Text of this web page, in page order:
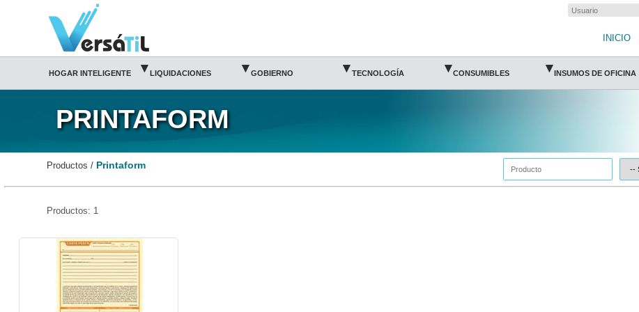
Somos distribuidor PRINTAFORM autorizado
INICIO
HOGAR INTELIGENTE ▾ LIQUIDACIONES ▾ GOBIERNO ▾ TECNOLOGÍA ▾ CONSUMIBLES ▾ INSUMOS DE OFICINA
PRINTAFORM
Productos / Printaform
Productos: 1
PRIN-POL-2040P3-Printaform